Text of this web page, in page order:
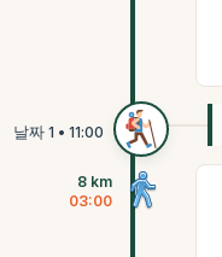
8 km
03:00